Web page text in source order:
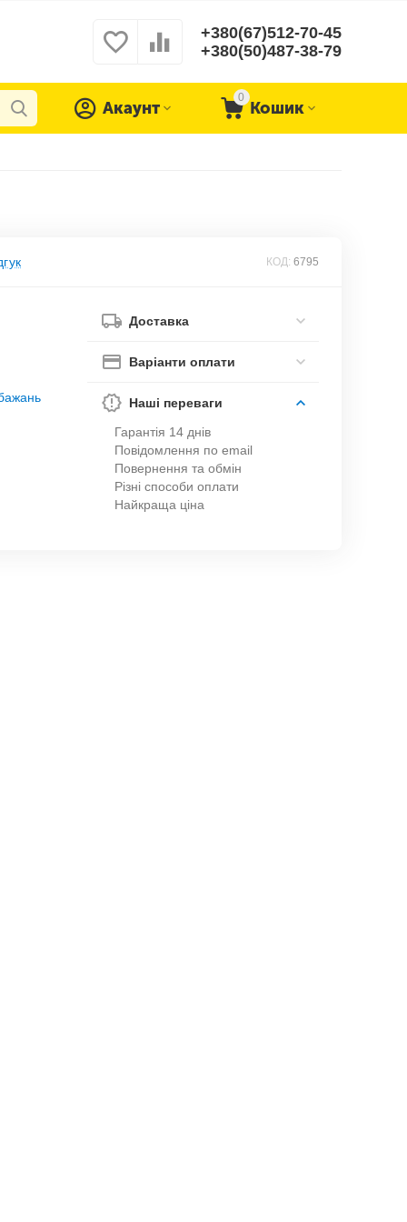
+380(67)512-70-45
+380(50)487-38-79
0
Кошик
Акаунт
КОД: 6795
Доставка
Варіанти оплати
Наші переваги
Гарантія 14 днів
Повідомлення по email
Повернення та обмін
Різні способи оплати
Найкраща ціна